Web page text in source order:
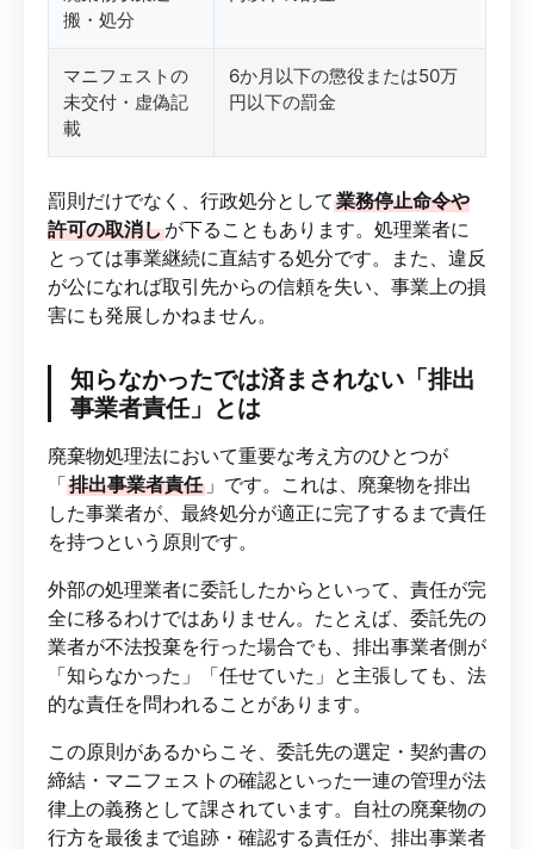
搬・処分
マニフェストの
未交付・虚偽記
載
6か月以下の懲役または50万
円以下の罰金
罰則だけでなく、行政処分として 業務停止命令や
許可の取消しが下ることもあります。処理業者に
とっては事業継続に直結する処分です。また、違反
が公になれば取引先からの信頼を失い、事業上の損
害にも発展しかねません。
知らなかったでは済まされない「排出
事業者責任」とは
廃棄物処理法において重要な考え方のひとつが
「排出事業者責任 」です。これは、廃棄物を排出
した事業者が、最終処分が適正に完了するまで責任
を持つという原則です。
外部の処理業者に委託したからといって、責任が完
全に移るわけではありません。たとえば、委託先の
業者が不法投棄を行った場合でも、排出事業者側が
「知らなかった」「任せていた」と主張しても、法
的な責任を問われることがあります。
この原則があるからこそ、委託先の選定・契約書の
締結・マニフェストの確認といった一連の管理が法
律上の義務として課されています。自社の廃棄物の
行方を最後まで追跡・確認する責任が、排出事業者